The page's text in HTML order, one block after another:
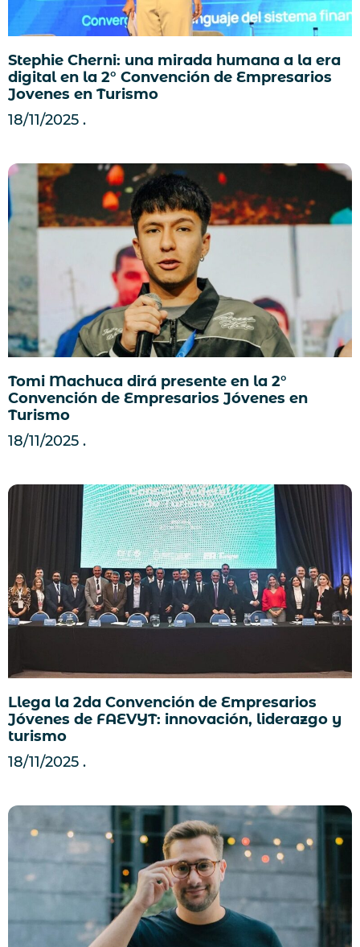
Stephie Cherni: una mirada humana a la era
digital en la 2° Convención de Empresarios
Jovenes en Turismo
18/11/2025
Tomi Machuca dirá presente en la 2°
Convención de Empresarios Jóvenes en
Turismo
18/11/2025
Llega la 2da Convención de Empresarios
Jóvenes de FAEVYT: innovación, liderazgo y
turismo
18/11/2025